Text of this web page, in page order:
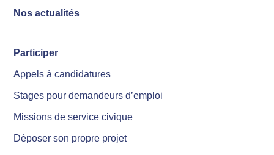
Nos actualités
Participer
Appels à candidatures
Stages pour demandeurs d’emploi
Missions de service civique
Déposer son propre projet